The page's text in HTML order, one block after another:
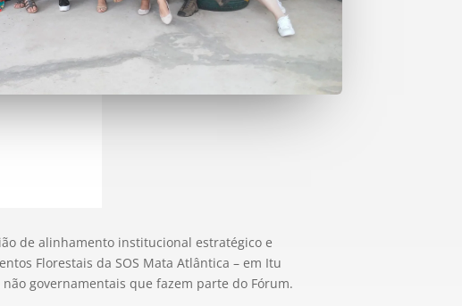
de alinhamento institucional estratégico e
Florestais da SOS Mata Atlântica – em Itu
governamentais que fazem parte do Fórum.